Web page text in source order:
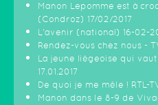
Manon Lepomme est à
(Condroz) 17/02/2017
L'avenir (national) 16-02-
Rendez-vous chez nous -
La jeune liégeoise qui
17.01.2017
De quoi je me mêle ! RTL-
Manon dans le 8-9 de